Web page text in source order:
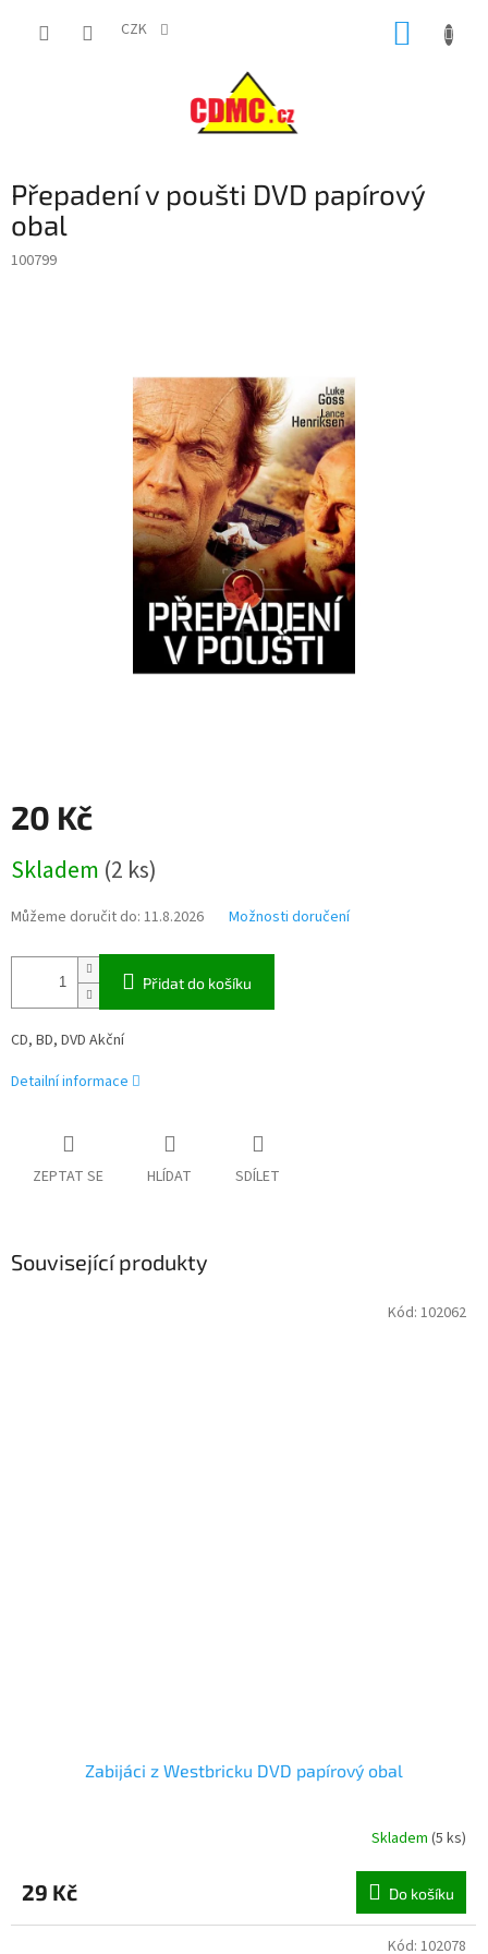
CZK
Přepadení v poušti DVD papírový
obal
100799
20 Kč
cena:
Skladem (2 ks)
Můžeme doručit do: 11.8.2026 Možnosti doručení
Přidat do košíku
CD, BD, DVD Akční
Detailní informace
ZEPTAT SE HLÍDAT SDÍLET
Související produkty
Zabijáci z Westbricku DVD papírový obal
Skladem (5 ks)
29 Kč Do košíku
Kód: 102062
Kód: 102078